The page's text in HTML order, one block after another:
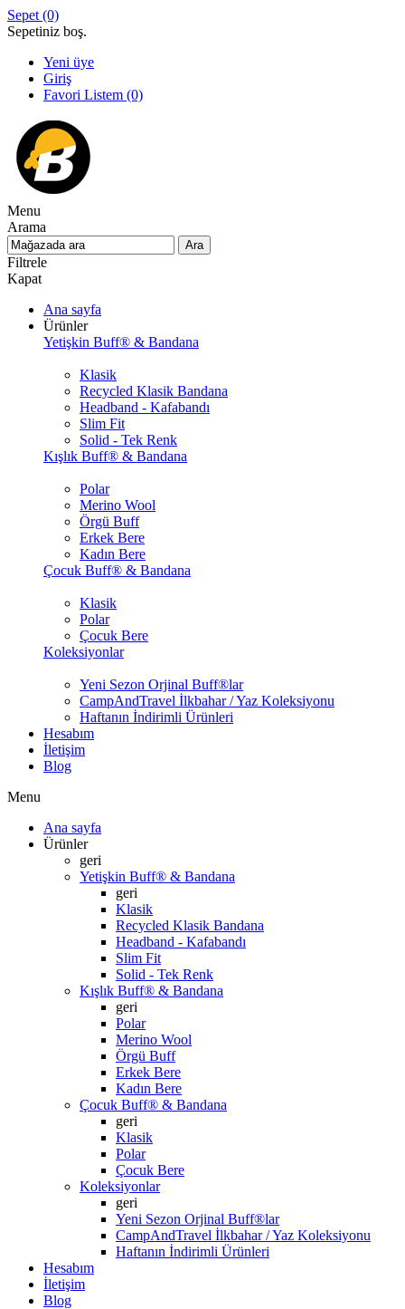
Sepet (0)
Sepetiniz boş.
Yeni üye
Giriş
Favori Listem (0)
Menu
Arama
Filtrele
Kapat
Ana sayfa
Ürünler
Yetişkin Buff® & Bandana
Klasik
Recycled Klasik Bandana
Headband - Kafabandı
Slim Fit
Solid - Tek Renk
Kışlık Buff® & Bandana
Polar
Merino Wool
Örgü Buff
Erkek Bere
Kadın Bere
Çocuk Buff® & Bandana
Klasik
Polar
Çocuk Bere
Koleksiyonlar
Yeni Sezon Orjinal Buff®lar
CampAndTravel İlkbahar / Yaz Koleksiyonu
Haftanın İndirimli Ürünleri
Hesabım
İletişim
Blog
Menu
Ana sayfa
Ürünler
geri
Yetişkin Buff® & Bandana
geri
Klasik
Recycled Klasik Bandana
Headband - Kafabandı
Slim Fit
Solid - Tek Renk
Kışlık Buff® & Bandana
geri
Polar
Merino Wool
Örgü Buff
Erkek Bere
Kadın Bere
Çocuk Buff® & Bandana
geri
Klasik
Polar
Çocuk Bere
Koleksiyonlar
geri
Yeni Sezon Orjinal Buff®lar
CampAndTravel İlkbahar / Yaz Koleksiyonu
Haftanın İndirimli Ürünleri
Hesabım
İletişim
Blog